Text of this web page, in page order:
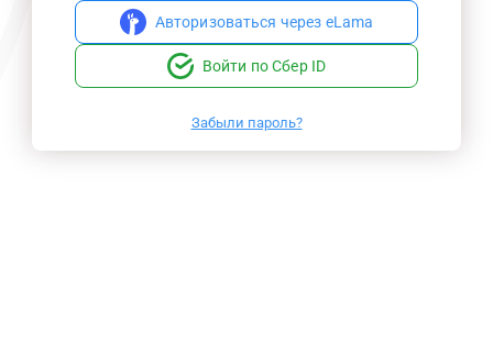
Авторизоваться через eLama
Войти по Сбер ID
Забыли пароль?